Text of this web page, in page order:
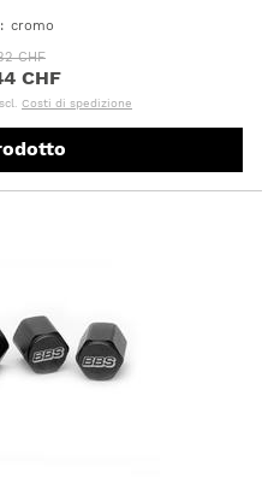
: cromo
CHF
CHF
Costi di spedizione